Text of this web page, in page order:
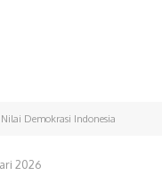
Demokrasi Indonesia
2026